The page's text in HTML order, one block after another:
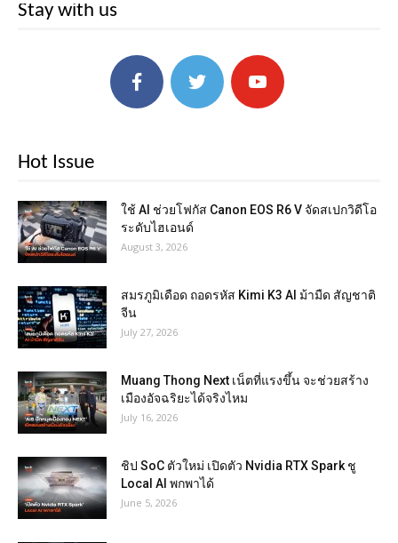
Stay with us
Hot Issue
ใช้ AI ช่วยโฟกัส Canon EOS R6 V จัดสเปกวิดีโอ
ระดับไฮเอนด์
August 3, 2026
สมรภูมิเดือด ถอดรหัส Kimi K3 AI ม้ามืด สัญชาติ
จีน
July 27, 2026
Muang Thong Next เน็ตที่แรงขึ้น จะช่วยสร้าง
เมืองอัจฉริยะได้จริงไหม
July 16, 2026
ชิป SoC ตัวใหม่ เปิดตัว Nvidia RTX Spark ชู
Local AI พกพาได้
June 5, 2026